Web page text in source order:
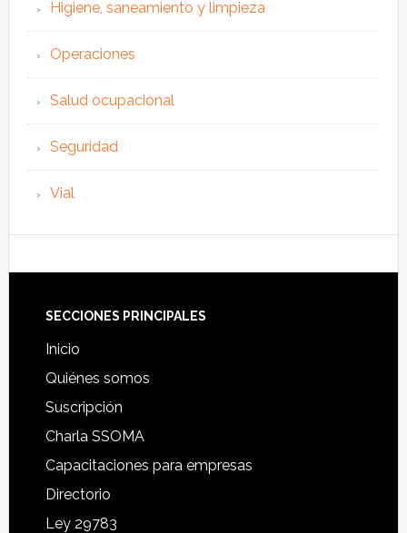
Higiene, saneamiento y limpieza
Operaciones
Salud ocupacional
Seguridad
Vial
Footer
SECCIONES PRINCIPALES
Inicio
Quiénes somos
Suscripción
Charla SSOMA
Capacitaciones para empresas
Directorio
Ley 29783